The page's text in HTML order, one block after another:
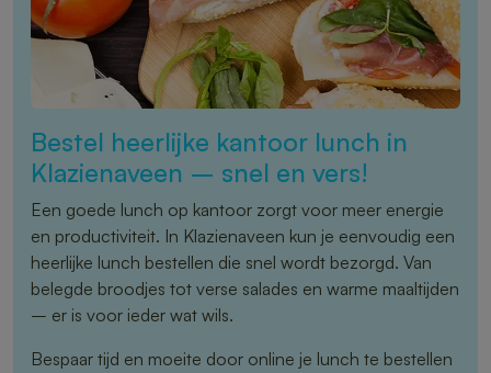
Bestel heerlijke kantoor lunch in
Klazienaveen – snel en vers!
Een goede lunch op kantoor zorgt voor meer energie
en productiviteit. In Klazienaveen kun je eenvoudig een
heerlijke lunch bestellen die snel wordt bezorgd. Van
belegde broodjes tot verse salades en warme maaltijden
– er is voor ieder wat wils.
Bespaar tijd en moeite door online je lunch te bestellen